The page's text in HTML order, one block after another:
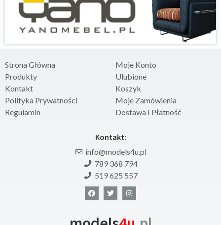
Strona Główna
Produkty
Kontakt
Polityka Prywatności
Regulamin
Moje Konto
Ulubione
Koszyk
Moje Zamówienia
Dostawa I Płatność
Kontakt:
info@models4u.pl
789 368 794
519 625 557